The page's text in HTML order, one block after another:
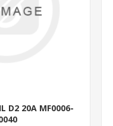
D2 20A MF0006-